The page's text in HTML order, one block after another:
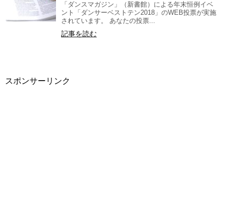
「ダンスマガジン」（新書館）による年末恒例イベ
ント「ダンサーベストテン2018」のWEB投票が実施
されています。 あなたの投票...
記事を読む
スポンサーリンク